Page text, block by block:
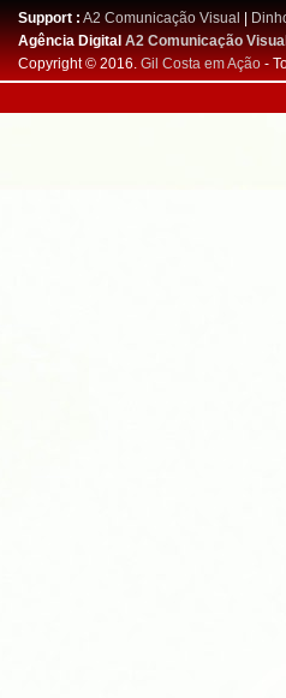
Support : A2 Comunicação Visual |
Agência DigitalA2 Comunicação
Copyright © 2016. Gil Costa em Ação -